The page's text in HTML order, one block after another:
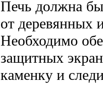
Печь должна
от деревянных
Необходимо
защитных
каменку и